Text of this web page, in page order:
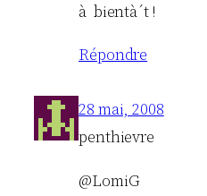
à bientà´t !
Répondre
28 mai, 2008
penthievre
@LomiG